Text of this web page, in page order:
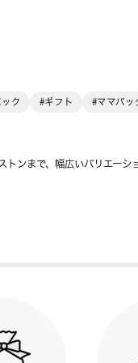
ク #ギフト #ママバッ
ンまで、幅広いバリエーシ